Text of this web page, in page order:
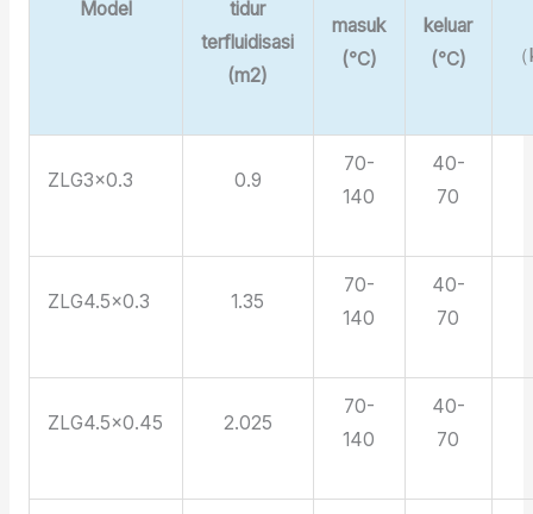
Model
tidur
terfluidisasi
(m2)
masuk
(℃)
keluar
(℃)
ZLG3×0.3 0.9
70-
140
40-
70
ZLG4.5×0.3 1.35
70-
140
40-
70
ZLG4.5×0.45 2.025
70-
140
40-
70